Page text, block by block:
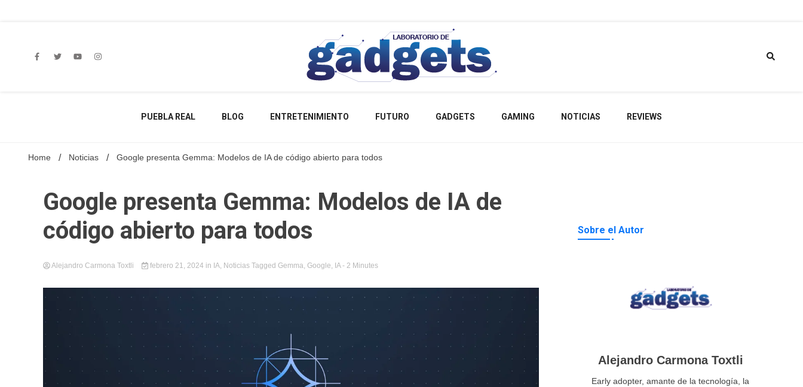
Laboratorio de
Gadgets
PUEBLA REAL BLOG ENTRETENIMIENTO FUTURO GADGETS GAMING NOTICIAS REVIEWS
Home Noticias Google presenta Gemma: Modelos de IA de código abierto para todos
Google presenta Gemma: Modelos de IA de
código abierto para todos
Alejandro Carmona Toxtli febrero 21, 2024 in IA, Noticias Tagged Gemma, Google, IA - 2 Minutes
Sobre el Autor
Alejandro Carmona Toxtli
Early adopter, amante de la tecnología, la